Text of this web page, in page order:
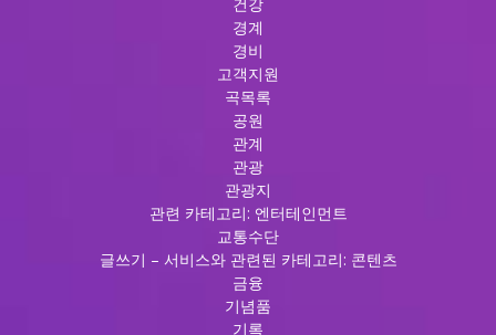
경계
경비
고객지원
곡목록
공원
관계
관광
관광지
관련 카테고리: 엔터테인먼트
교통수단
글쓰기 – 서비스와 관련된 카테고리: 콘텐츠
금융
기념품
기록